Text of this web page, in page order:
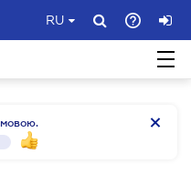
RU
мовою.